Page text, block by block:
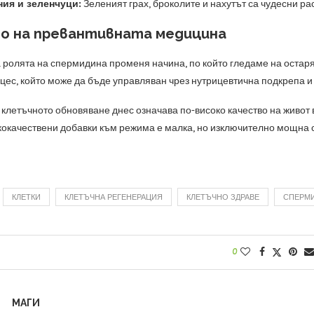
и зеленчуци: Зеленият грах, броколите и нахутът са чудесни
на превантивната медицина
на спермидина променя начина, по който гледаме на
който може да бъде управляван чрез нутрицевтична
обновяване днес означава по-високо качество на
добавки към режима е малка, но изключително мощна
КЛЕТКИ КЛЕТЪЧНА РЕГЕНЕРАЦИЯ КЛЕТЪЧНО ЗДРАВЕ
0
МАГИ